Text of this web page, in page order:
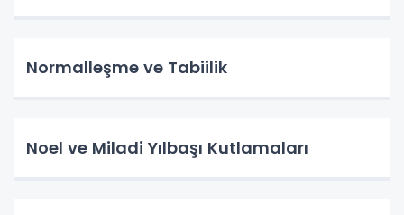
Normalleşme ve Tabiilik
Noel ve Miladi Yılbaşı Kutlamaları